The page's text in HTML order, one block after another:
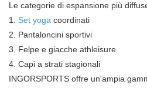
Le categorie di espansione più
1. Set yoga coordinati
2. Pantaloncini sportivi
3. Felpe e giacche athleisure
4. Capi a strati stagionali
INGORSPORTS offre un'ampia